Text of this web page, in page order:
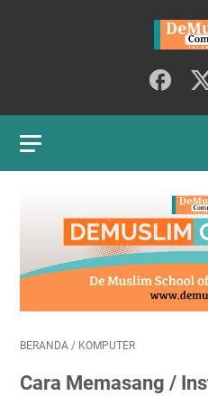
BERANDA / KOMPUTER
Cara Memasang /